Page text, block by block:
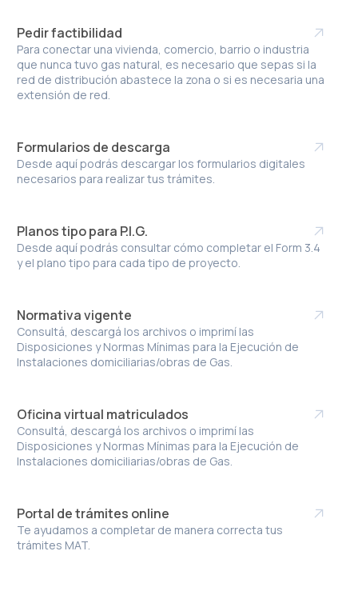
Pedir factibilidad
Para conectar una vivienda, comercio, barrio o industria
que nunca tuvo gas natural, es necesario que sepas si la
red de distribución abastece la zona o si es necesaria una
extensión de red.
Formularios de descarga
Desde aquí podrás descargar los formularios digitales
necesarios para realizar tus trámites.
Planos tipo para P.I.G.
Desde aquí podrás consultar cómo completar el Form 3.4
y el plano tipo para cada tipo de proyecto.
Normativa vigente
Consultá, descargá los archivos o imprimí las
Disposiciones y Normas Mínimas para la Ejecución de
Instalaciones domiciliarias/obras de Gas.
Oficina virtual matriculados
Consultá, descargá los archivos o imprimí las
Disposiciones y Normas Mínimas para la Ejecución de
Instalaciones domiciliarias/obras de Gas.
Portal de trámites online
Te ayudamos a completar de manera correcta tus
trámites MAT.